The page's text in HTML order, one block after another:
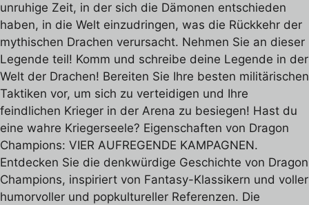
unruhige Zeit, in der sich die Dämonen entschieden
haben, in die Welt einzudringen, was die Rückkehr der
mythischen Drachen verursacht. Nehmen Sie an dieser
Legende teil! Komm und schreibe deine Legende in der
Welt der Drachen! Bereiten Sie Ihre besten militärischen
Taktiken vor, um sich zu verteidigen und Ihre
feindlichen Krieger in der Arena zu besiegen! Hast du
eine wahre Kriegerseele? Eigenschaften von Dragon
Champions: VIER AUFREGENDE KAMPAGNEN.
Entdecken Sie die denkwürdige Geschichte von Dragon
Champions, inspiriert von Fantasy-Klassikern und voller
humorvoller und popkultureller Referenzen. Die